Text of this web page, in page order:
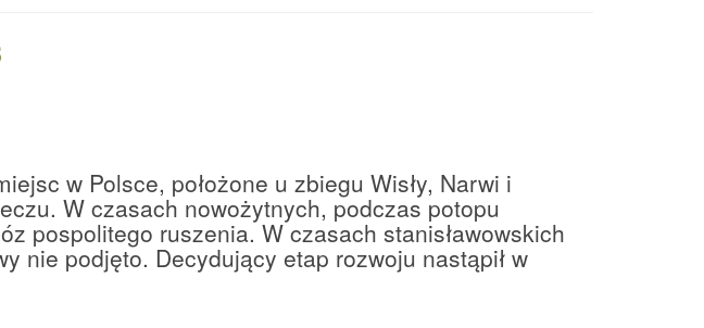
w Polsce, położone u zbiegu Wisły, Narwi i
W czasach nowożytnych, podczas potopu
pospolitego ruszenia. W czasach stanisławowskich
nie podjęto. Decydujący etap rozwoju nastąpił w